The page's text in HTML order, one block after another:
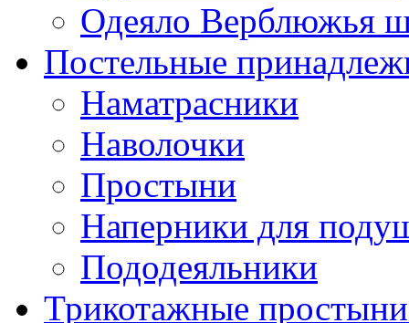
Одеяло Верблюжья
Постельные
Наматрасники
Наволочки
Простыни
Наперники для
Пододеяльники
Трикотажные